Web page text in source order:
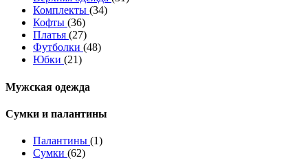
Комплекты (34)
Кофты (36)
Платья (27)
Футболки (48)
Юбки (21)
Мужская одежда
Сумки и палантины
Палантины (1)
Сумки (62)